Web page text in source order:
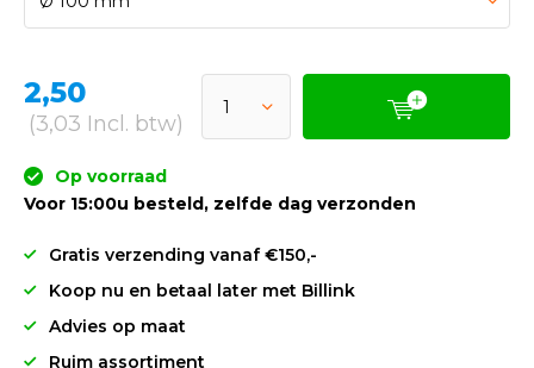
2,50
(3,03 Incl. btw)
Op voorraad
Voor 15:00u besteld, zelfde dag verzonden
Gratis verzending vanaf €150,-
Koop nu en betaal later met Billink
Advies op maat
Ruim assortiment